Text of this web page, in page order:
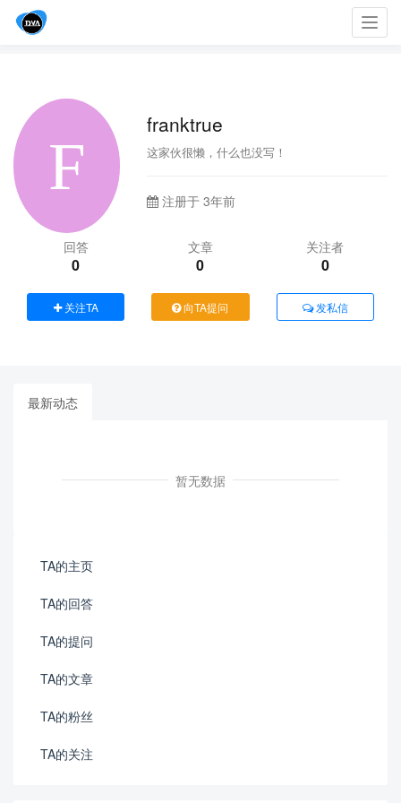
franktrue
这家伙很懒，什么也没写！
注册于 3年前
回答
0
文章
0
关注者
0
关注TA 向TA提问 发私信
最新动态
暂无数据
TA的主页
TA的回答
TA的提问
TA的文章
TA的粉丝
TA的关注